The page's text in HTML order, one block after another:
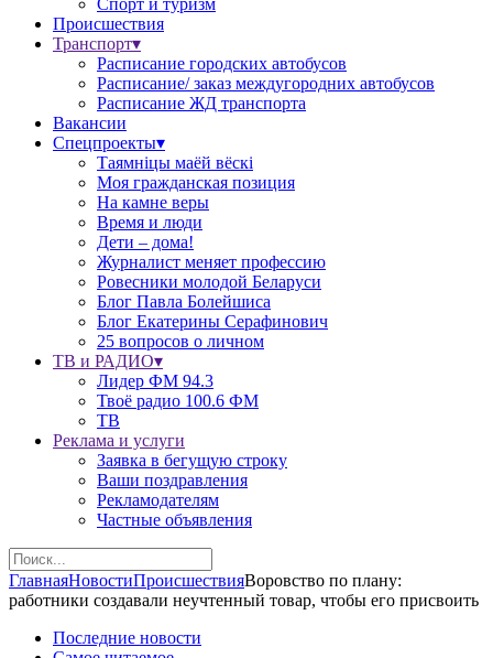
Спорт и туризм
Происшествия
Транспорт▾
Расписание городских автобусов
Расписание/ заказ междугородних автобусов
Расписание ЖД транспорта
Вакансии
Спецпроекты▾
Таямніцы маёй вёскі
Моя гражданская позиция
На камне веры
Время и люди
Дети – дома!
Журналист меняет профессию
Ровесники молодой Беларуси
Блог Павла Болейшиса
Блог Екатерины Серафинович
25 вопросов о личном
ТВ и РАДИО▾
Лидер ФМ 94.3
Твоё радио 100.6 ФМ
ТВ
Реклама и услуги
Заявка в бегущую строку
Ваши поздравления
Рекламодателям
Частные объявления
ГлавнаяНовостиПроисшествияВоровство по плану:
работники создавали неучтенный товар, чтобы его присвоить
Последние новости